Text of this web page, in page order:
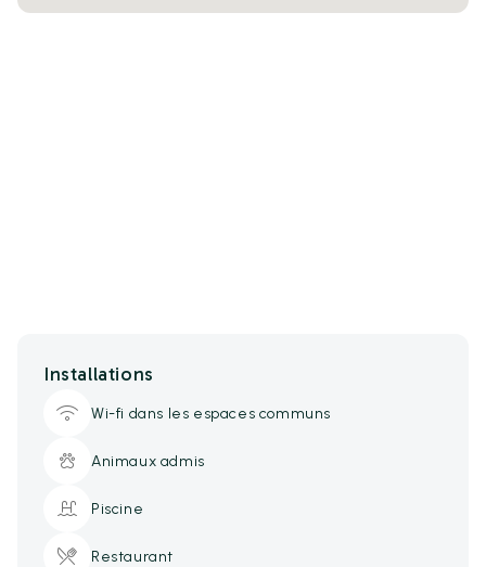
Installations
Wi-fi dans les espaces communs
Animaux admis
Piscine
Restaurant